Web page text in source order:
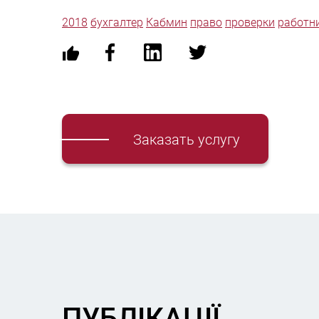
2018 бухгалтер Кабмин право проверки
Заказать услугу